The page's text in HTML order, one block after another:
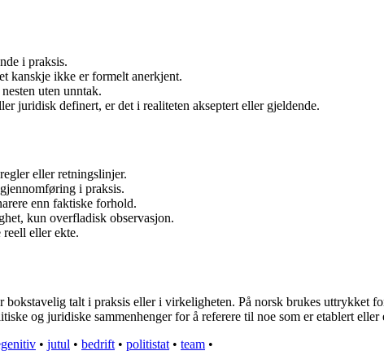
i praksis.
kanskje ikke er formelt anerkjent.
uten unntak.
juridisk definert, er det i realiteten akseptert eller gjeldende.
eller retningslinjer.
i praksis.
enn faktiske forhold.
kun overfladisk observasjon.
eller ekte.
bokstavelig talt i praksis eller i virkeligheten. På norsk brukes uttrykket
og juridiske sammenhenger for å referere til noe som er etablert
• jutul • bedrift • politistat • team •